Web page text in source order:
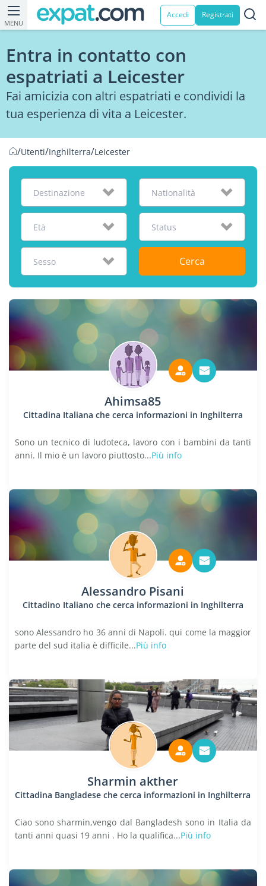
MENU
Accedi Registrati
Entra in contatto con
espatriati a Leicester
Fai amicizia con altri espatriati e condividi la
tua esperienza di vita a Leicester.
/Utenti/Inghilterra/Leicester
Destinazione Nationalità
Età Status
Sesso Cerca
Ahimsa85
Cittadina Italiana che cerca informazioni in Inghilterra
Sono un tecnico di ludoteca, lavoro con i bambini da tanti
anni. Il mio è un lavoro piuttosto...Più info
Alessandro Pisani
Cittadino Italiano che cerca informazioni in Inghilterra
sono Alessandro ho 36 anni di Napoli. qui come la maggior
parte del sud italia è difficile...Più info
Sharmin akther
Cittadina Bangladese che cerca informazioni in Inghilterra
Ciao sono sharmin,vengo dal Bangladesh sono in Italia da
tanti anni quasi 19 anni . Ho la qualifica...Più info